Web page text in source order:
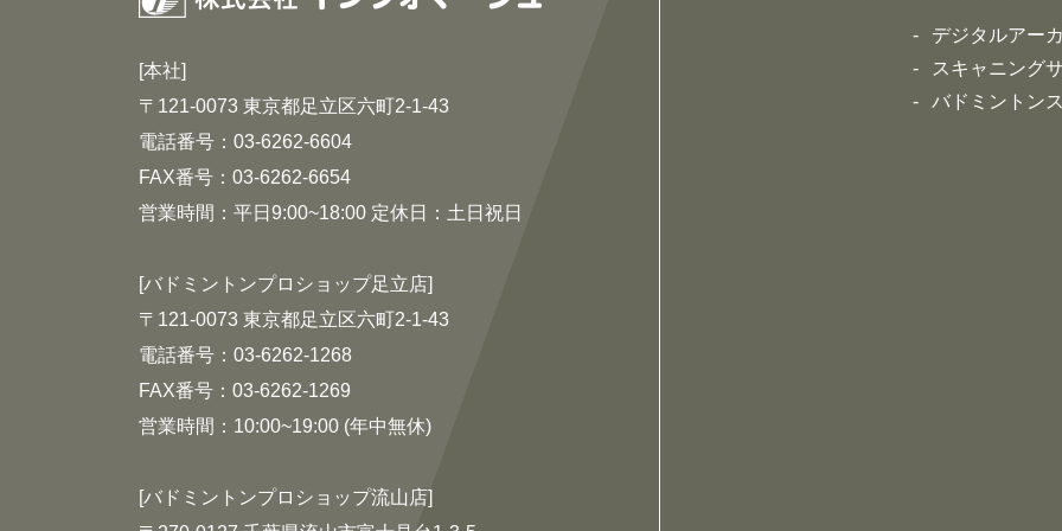
[本社]
〒121-0073 東京都足立区六町2-1-43
電話番号：03-6262-6604
FAX番号：03-6262-6654
営業時間：平日9:00~18:00 定休日：土日祝日
[バドミントンプロショップ足立店]
〒121-0073 東京都足立区六町2-1-43
電話番号：03-6262-1268
FAX番号：03-6262-1269
営業時間：10:00~19:00 (年中無休)
[バドミントンプロショップ流山店]
デジタルアー
スキャニング
バドミントン